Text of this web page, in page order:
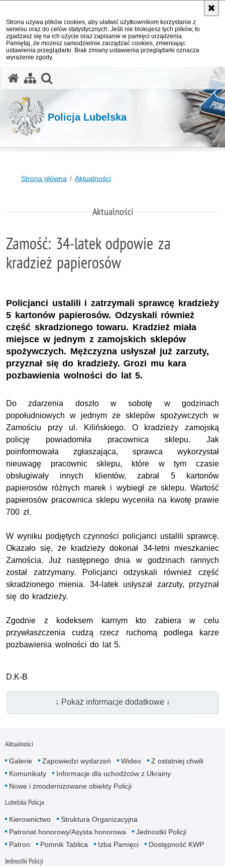
Strona używa plików cookies, aby ułatwić użytkownikom korzystanie z
serwisu oraz do celów statystycznych. Jeśli nie blokujesz tych plików, to
zgadzasz się na ich użycie oraz zapisanie w pamięci urządzenia.
Pamiętaj, że możesz samodzielnie zarządzać cookies, zmieniając
ustawienia przeglądarki. Brak zmiany ustawienia przeglądarki oznacza
wyrażenie zgody.
Policja Lubelska
Strona główna Aktualności
Aktualności
Zamość: 34-latek odpowie za
kradzież papierosów
Policjanci ustalili i zatrzymali sprawcę kradzieży
5 kartonów papierosów. Odzyskali również
część skradzionego towaru. Kradzież miała
miejsce w jednym z zamojskich sklepów
spożywczych. Mężczyzna usłyszał już zarzuty,
przyznał się do kradzieży. Grozi mu kara
pozbawienia wolności do lat 5.
Do zdarzenia doszło w sobotę w godzinach
popołudniowych w jednym ze sklepów spożywczych w
Zamościu przy ul. Kilińskiego. O kradzieży zamojską
policję powiadomiła pracownica sklepu. Jak
poinformowała zgłaszająca, sprawca wykorzystał
nieuwagę pracownic sklepu, które w tym czasie
obsługiwały innych klientów, zabrał 5 kartonów
papierosów różnych marek i wybiegł ze sklepu. Wartość
papierosów pracownica sklepu wyceniła na kwotę prawie
700 zł.
W wyniku podjętych czynności policjanci ustalili sprawcę.
Okazało się, że kradzieży dokonał 34-letni mieszkaniec
Zamościa. Już następnego dnia w godzinach rannych
został zatrzymany. Policjanci odzyskali również część
skradzionego mienia. 34-latek usłyszał zarzuty, przyznał
się do kradzieży.
Zgodnie z kodeksem karnym kto zabiera w celu
przywłaszczenia cudzą rzecz ruchomą podlega karze
pozbawienia wolności do lat 5.
D.K-B
↓ Pokaż informacje dodatkowe ↓
Aktualności
Galerie Zapowiedzi wydarzeń Wideo
Z ostatniej chwili
Komunikaty
Informacje dla uchodźców z Ukrainy
Nowe i zmodernizowane obiekty Policji
Lubelska Policja
Kierownictwo
Struktura Organizacyjna
Patronat honorowy/Asysta honorowa
Jednostki Policji
Patron
Pomnik Tablica Izba Pamięci Dostępność KWP
Jednostki Policji